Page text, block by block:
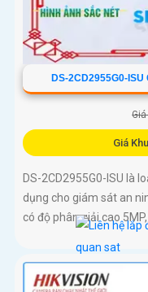
DS-2CD2955G0-
Giá
DS-2CD2955G0-ISU là
dụng cho giám sát an
có độ phân giải cao